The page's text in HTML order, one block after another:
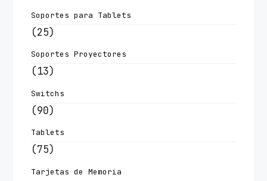
Soportes para Tablets
(25)
Soportes Proyectores
(13)
Switchs
(90)
Tablets
(75)
Tarjetas de Memoria